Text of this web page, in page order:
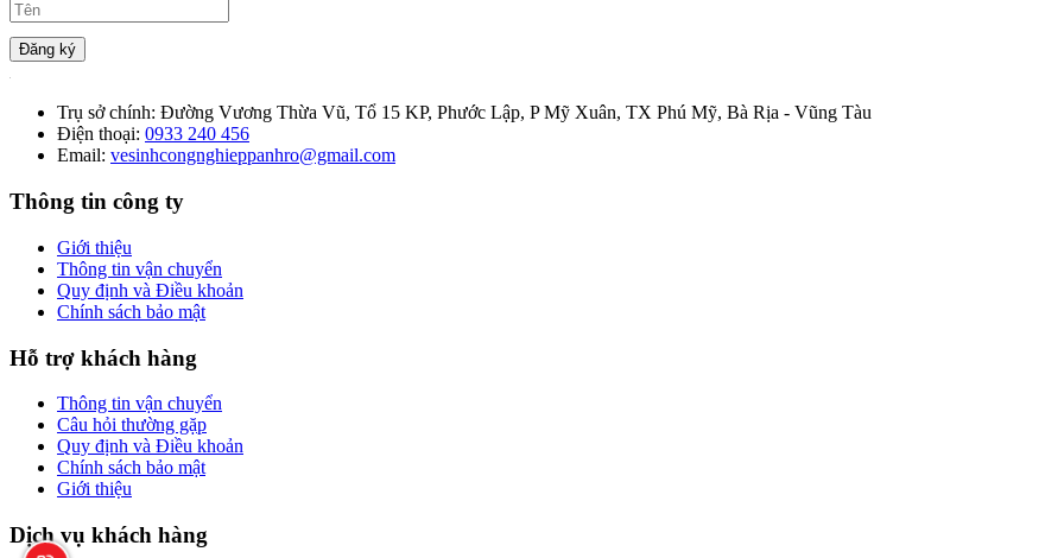
Đăng ký
Trụ sở chính: Đường Vương Thừa Vũ, Tổ 15 KP, Phước Lập, P Mỹ Xuân, TX Phú Mỹ, Bà Rịa - Vũng Tàu
Điện thoại: 0933 240 456
Email: vesinhcongnghieppanhro@gmail.com
Thông tin công ty
Giới thiệu
Thông tin vận chuyển
Quy định và Điều khoản
Chính sách bảo mật
Hỗ trợ khách hàng
Thông tin vận chuyển
Câu hỏi thường gặp
Quy định và Điều khoản
Chính sách bảo mật
Giới thiệu
Dịch vụ khách hàng